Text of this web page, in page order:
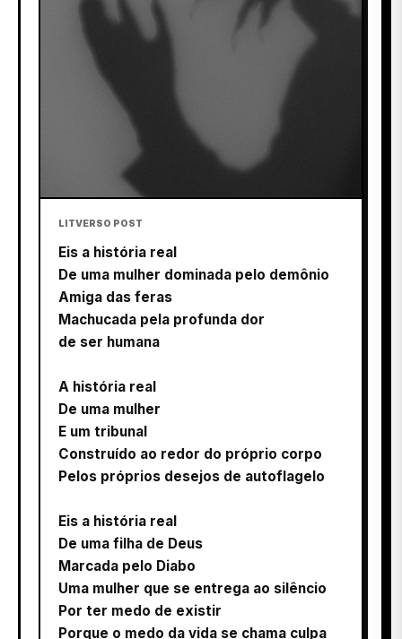
LITVERSO POST
Eis a história real
De uma mulher dominada pelo demônio
Amiga das feras
Machucada pela profunda dor
de ser humana
A história real
De uma mulher
E um tribunal
Construído ao redor do próprio corpo
Pelos próprios desejos de autoflagelo
Eis a história real
De uma filha de Deus
Marcada pelo Diabo
Uma mulher que se entrega ao silêncio
Por ter medo de existir
Porque o medo da vida se chama culpa